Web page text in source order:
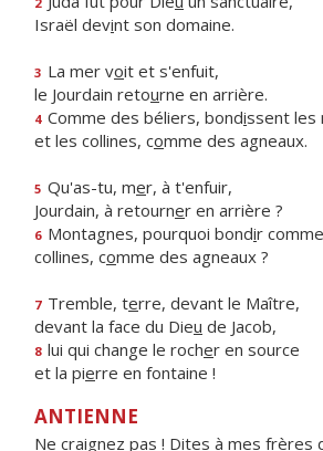
Israël devint son domaine.
3 La mer voit et s'enfuit,
le Jourdain retourne en arrière.
4 Comme des béliers, bondissent les
et les collines, comme des agneaux.
5 Qu'as-tu, mer, à t'enfuir,
Jourdain, à retourner en arrière ?
6 Montagnes, pourquoi bondir
collines, comme des agneaux ?
7 Tremble, terre, devant le Maître,
devant la face du Dieu de Jacob,
8 lui qui change le rocher en source
et la pierre en fontaine !
ANTIENNE
Ne craignez pas ! Dites à mes frères